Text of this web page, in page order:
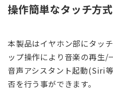
操作簡単なタッチ方
本製品はイヤホン部にタッ
ップ操作により音楽の再生/
音声アシスタント起動(Siri
否を行う事ができます。